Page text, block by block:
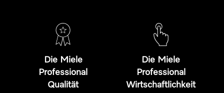
Die Miele
Professional
Qualität
Die Miele
Professional
Wirtschaftlichkeit